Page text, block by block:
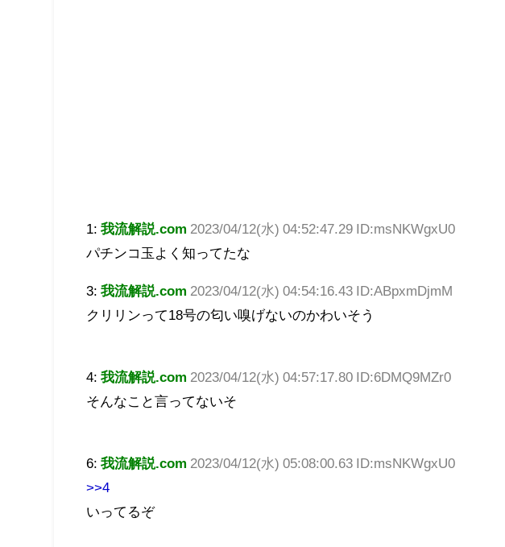
1:我流解説.com 2023/04/12(水) 04:52:47.29 ID:msNKWgxU0
パチンコ玉よく知ってたな
3:我流解説.com 2023/04/12(水) 04:54:16.43 ID:ABpxmDjmM
クリリンって18号の匂い嗅げないのかわいそう
4:我流解説.com 2023/04/12(水) 04:57:17.80 ID:6DMQ9MZr0
そんなこと言ってないそ
6:我流解説.com 2023/04/12(水) 05:08:00.63 ID:msNKWgxU0
>>4
いってるぞ